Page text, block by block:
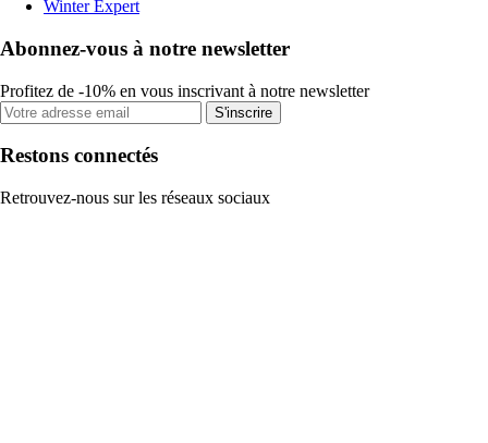
Winter Expert
Abonnez-vous à notre newsletter
Profitez de -10% en vous inscrivant à notre newsletter
S'inscrire
Restons connectés
Retrouvez-nous sur les réseaux sociaux